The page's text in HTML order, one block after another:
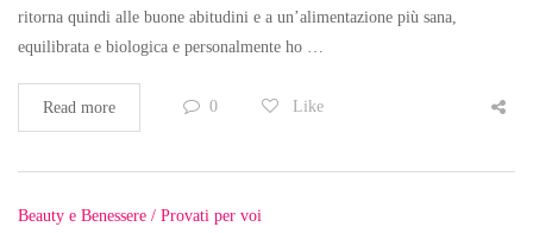
ritorna quindi alle buone abitudini e a un’alimentazione più sana,
equilibrata e biologica e personalmente ho …
Read more 0 Like
Beauty e Benessere Provati per voi